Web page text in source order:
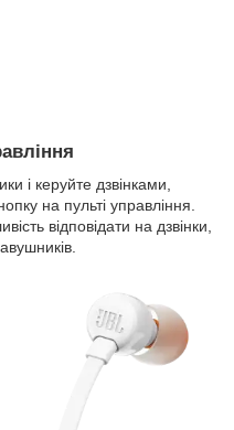
і керуйте дзвінками,
на пульті управління.
відповідати на дзвінки,